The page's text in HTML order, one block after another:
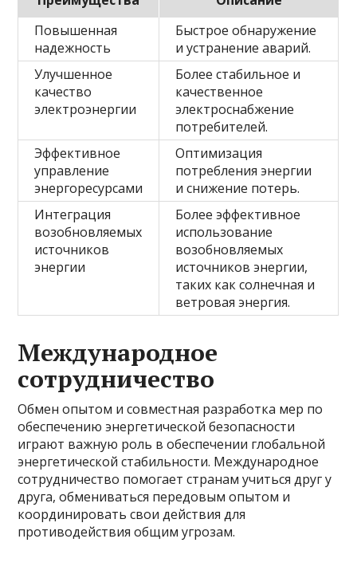
Повышенная
надежность
Быстрое обнаружение
и устранение аварий.
Улучшенное
качество
электроэнергии
Более стабильное и
качественное
электроснабжение
потребителей.
Эффективное
управление
энергоресурсами
Оптимизация
потребления энергии
и снижение потерь.
Интеграция
возобновляемых
источников
энергии
Более эффективное
использование
возобновляемых
источников энергии,
таких как солнечная и
ветровая энергия.
Международное
сотрудничество
Обмен опытом и совместная разработка мер по
обеспечению энергетической безопасности
играют важную роль в обеспечении глобальной
энергетической стабильности. Международное
сотрудничество помогает странам учиться друг у
друга, обмениваться передовым опытом и
координировать свои действия для
противодействия общим угрозам.